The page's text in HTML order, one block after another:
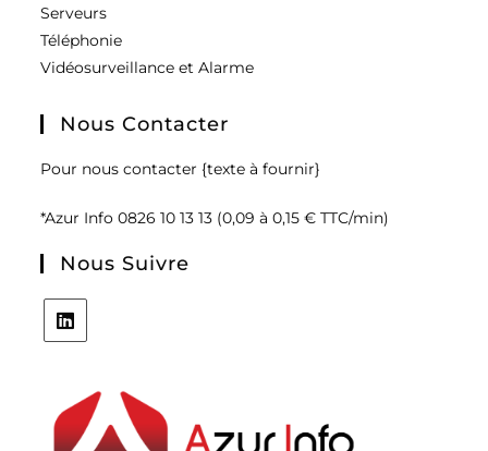
Serveurs
Téléphonie
Vidéosurveillance et Alarme
Nous Contacter
Pour nous contacter {texte à fournir}
*Azur Info 0826 10 13 13 (0,09 à 0,15 € TTC/min)
Nous Suivre